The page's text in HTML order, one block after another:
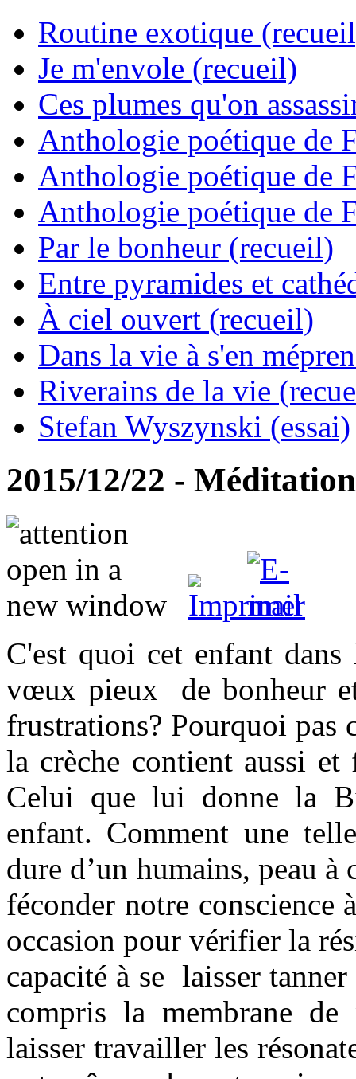
Routine exotique
Je m'envole (recueil)
Ces plumes qu'on
Anthologie poétique de
Anthologie poétique de
Anthologie poétique de
Par le bonheur (recueil)
Entre pyramides et
À ciel ouvert (recueil)
Dans la vie à s'en
Riverains de la vie
Stefan Wyszynski (essai)
2015/12/22 -
C'est quoi cet enfant
vœux pieux de bonheur
frustrations? Pourquoi pas
la crèche contient aussi
Celui que lui donne la
enfant. Comment une
dure d’un humains, peau
féconder notre conscience
occasion pour vérifier la
capacité à se laisser
compris la membrane
laisser travailler les